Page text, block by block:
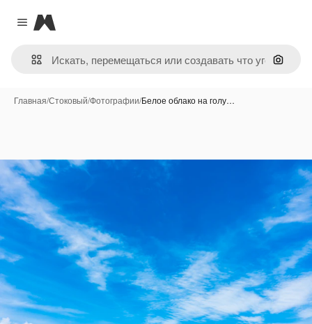
Close menu
Magnific
Поиск
Главная/Стоковый/Фотографии/Белое облако на голу…